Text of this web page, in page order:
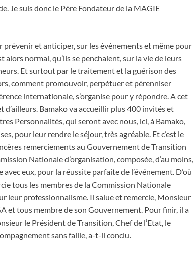
Je suis donc le Père Fondateur de la MAGIE
prévenir et anticiper, sur les événements et même pour
normal, qu’ils se penchaient, sur la vie de leurs
Et surtout par le traitement et la guérison des
comment promouvoir, perpétuer et pérenniser
internationale, s’organise pour y répondre. A cet
Bamako va accueillir plus 400 invités et
Personnalités, qui seront avec nous, ici, à Bamako,
pour leur rendre le séjour, très agréable. Et c’est le
remerciements au Gouvernement de Transition
Nationale d’organisation, composée, d’au moins,
eux, pour la réussite parfaite de l’événement. D’où
tous les membres de la Commission Nationale
leur professionnalisme. Il salue et remercie, Monsieur
et tous membre de son Gouvernement. Pour finir, il a
le Président de Transition, Chef de l’Etat, le
sans faille, a-t-il conclu.